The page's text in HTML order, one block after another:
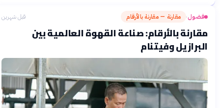
فضول› مقارنة — مقارنة بالأرقام قبل شهرين
مقارنة بالأرقام: صناعة القهوة العالمية بين
البرازيل وفيتنام